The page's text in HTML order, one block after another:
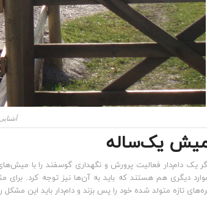
یک‌ساله
یک دام‌دار فعالیت پرورش و نگهداری گوسفند را با میش‌های
دیگری هم هستند که باید به آن‌ها نیز توجه کرد.
تازه متولد شده خود را پس بزند و دام‌دار باید این مشکل